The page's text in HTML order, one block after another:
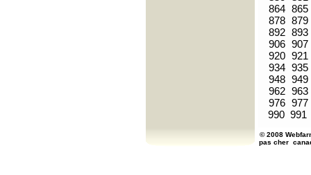
864 865
878 879
892 893
906 907
920 921
934 935
948 949
962 963
976 977
990 991
© 2008
pas cher